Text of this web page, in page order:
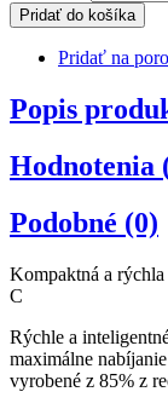
Pridať do košíka
Pridať na
Popis
Hodnotenia
Podobné (0)
Kompaktná a
C
Rýchle a
maximálne
vyrobené z 85% z